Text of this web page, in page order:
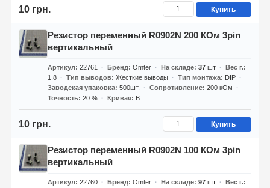
10 грн. Купить
Резистор переменный R0902N 200 КОм 3pin
вертикальный
Артикул 22761 Бренд Omter На складе 37шт
Вес г.
1.8
Тип выводов Жесткие выводы Тип монтажа
DIP
Заводская упаковка 500шт. Сопротивление 200 кОм
Точность 20 % Кривая B
10 грн. Купить
Резистор переменный R0902N 100 КОм 3pin
вертикальный
Артикул 22760 Бренд Omter На складе 97шт
Вес г.